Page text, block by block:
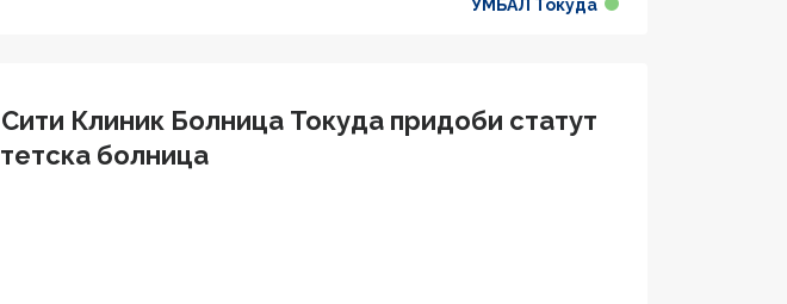
УМБАЛ Токуда
Клиник Болница Токуда придоби статут
болница